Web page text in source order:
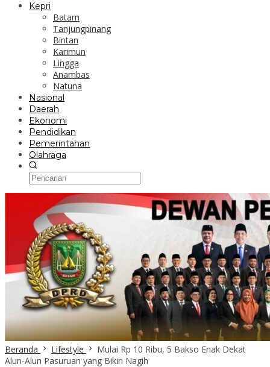
Kepri
Batam
Tanjungpinang
Bintan
Karimun
Lingga
Anambas
Natuna
Nasional
Daerah
Ekonomi
Pendidikan
Pemerintahan
Olahraga
Beranda Lifestyle
Mulai Rp 10 Ribu, 5 Bakso Enak Dekat
Alun-Alun Pasuruan yang Bikin Nagih